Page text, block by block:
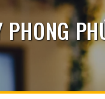
PHONG